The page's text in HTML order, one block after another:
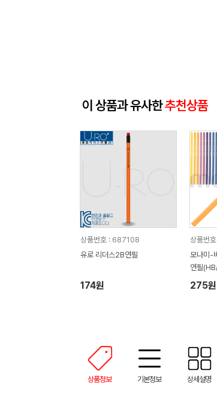
이 상품과 유사한추천상품
상품번호 : 687108
유로 리더스2B연필
174원
상품번
모나미-
연필
275원
상품정보 기본정보 상세설명